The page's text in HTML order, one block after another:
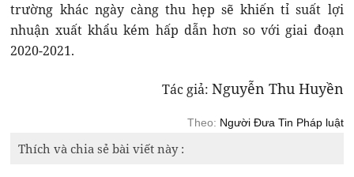
trường khác ngày càng thu hẹp sẽ khiến tỉ suất lợi
nhuận xuất khẩu kém hấp dẫn hơn so với giai đoạn
2020-2021.
Tác giả: Nguyễn Thu Huyền
Theo: Người Đưa Tin Pháp luật
Thích và chia sẻ bài viết này :